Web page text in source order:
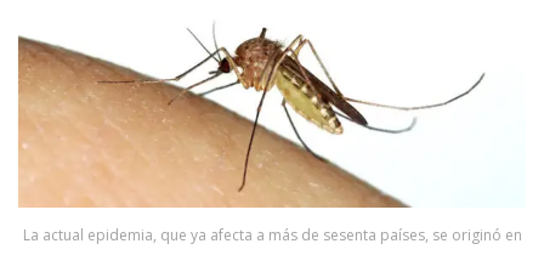
La actual epidemia, que ya afecta a más de sesenta países, se originó en